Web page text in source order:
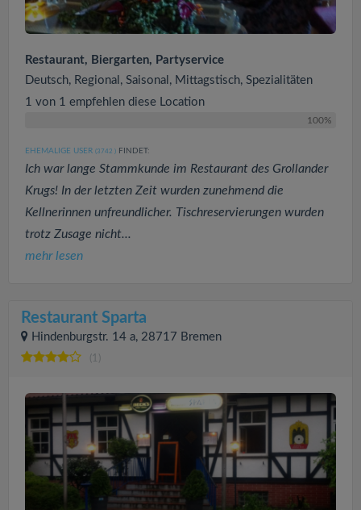
Restaurant, Biergarten, Partyservice
Deutsch, Regional, Saisonal, Mittagstisch, Spezialitäten
1 von 1 empfehlen diese Location
100%
EHEMALIGE USER (3742 ) FINDET:
Ich war lange Stammkunde im Restaurant des Grollander
Krugs! In der letzten Zeit wurden zunehmend die
Kellnerinnen unfreundlicher. Tischreservierungen wurden
trotz Zusage nicht...
mehr lesen
Restaurant Sparta
Hindenburgstr. 14 a, 28717 Bremen
(1)